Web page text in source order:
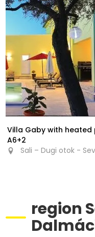
Villa Gaby with heated
A6+2
Sali – Dugi otok -
region